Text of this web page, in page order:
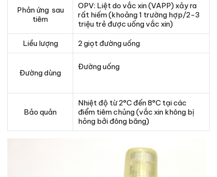
Phản ứng sau
tiêm
OPV: Liệt do vắc xin (VAPP) xảy ra
rất hiếm (khoảng 1 trường hợp/2-3
triệu trẻ được uống vắc xin)
Liều lượng 2 giọt đường uống
Đường dùng
Đường uống
Bảo quản
Nhiệt độ từ 2°C đến 8°C tại các
điểm tiêm chủng (vắc xin không bị
hỏng bởi đông băng)